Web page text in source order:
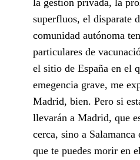
superfluos, el disparate
comunidad autónoma
particulares de
el sitio de España en el
emegencia grave, me
Madrid, bien. Pero si
llevarán a Madrid, que
cerca, sino a
que te puedes morir en